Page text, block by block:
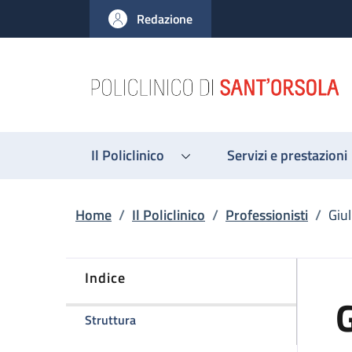
al contenuto principale
to footer content
Redazione
Il Policlinico Servizi e prestazioni
Briciole di pane
Home / Il Policlinico / Professionisti /
Indice
Strutturadella pagina Giulio Maltoni